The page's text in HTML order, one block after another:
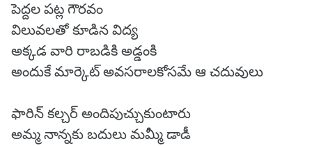
పెద్దల పట్ల గౌరవం
విలువలతో కూడిన విద్య
అక్కడ వారి రాబడికి అడ్డంకి
అందుకే మార్కెట్ అవసరాలకోసమే ఆ చదువులు
ఫారిన్ కల్చర్ అందిపుచ్చుకుంటారు
అమ్మ నాన్నకు బదులు మమ్మీ డాడీ